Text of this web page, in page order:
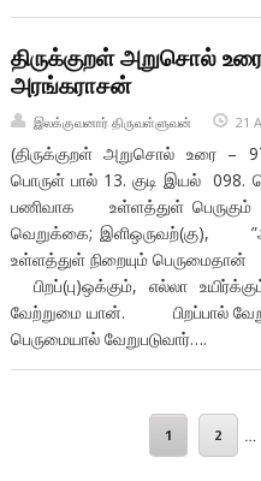
திருக்குறள் அறுசொல்
அரங்கராசன்
இலக்குவனார் திருவள்ளுவன் 21
(திருக்குறள் அறுசொல் உரை –
பொருள் பால் 13. குடி இயல்
பணிவாக உள்ளத்துள் பெருகும்
வெறுக்கை; இளிஒருவற்(கு),
உள்ளத்துள் நிறையும்
பிறப்(பு)ஒக்கும், எல்லா
வேற்றுமை யான். பிறப்பால்
பெருமையால் வேறுபடுவார்….
1 2 …